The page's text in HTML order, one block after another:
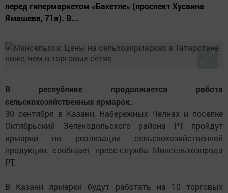
перед гипермаркетом «Бахетле» (проспект Хусаина
Ямашева, 71а). В...
В республике продолжается работа
сельскохозяйственных ярмарок.
30 сентября в Казани, Набережных Челнах и поселке
Октябрьский Зеленодольского района РТ пройдут
ярмарки по реализации сельскохозяйственной
продукции, сообщает пресс-служба Минсельхозпрода
РТ.
В Казани ярмарки будут работать на 10 торговых